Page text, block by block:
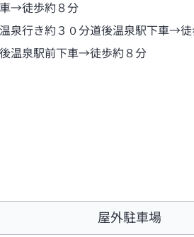
→徒歩約８分
泉行き約３０分道後温泉駅下車→
温泉駅前下車→徒歩約８分
屋外駐車場